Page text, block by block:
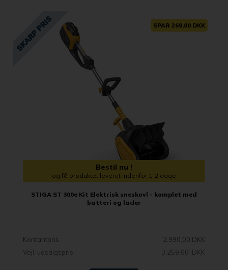
SPAR 269,00 DKK
Bestil nu !
og få produktet leveret indenfor 1-2 dage
STIGA ST 300e Kit Elektrisk sneskovl - komplet med
batteri og lader
Kontantpris
2.990,00 DKK
Vejl. udsalgspris
3.259,00 DKK